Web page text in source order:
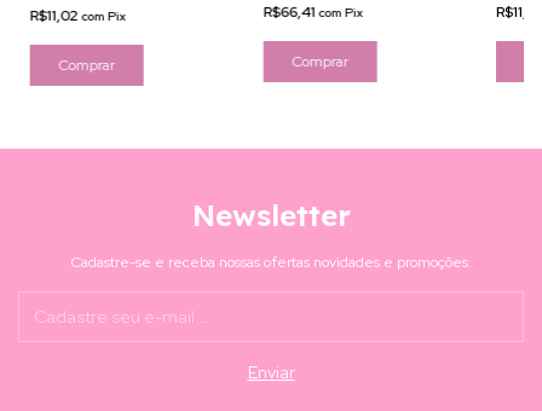
R$11,02com Pix R$66,41com Pix
Newsletter
Cadastre-se e receba nossas ofertas novidades e promoções.